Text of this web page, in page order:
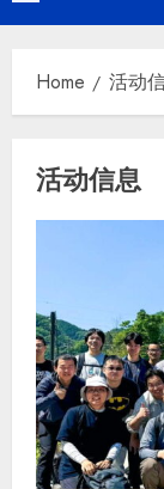
Menu
Home 活动
活动信息